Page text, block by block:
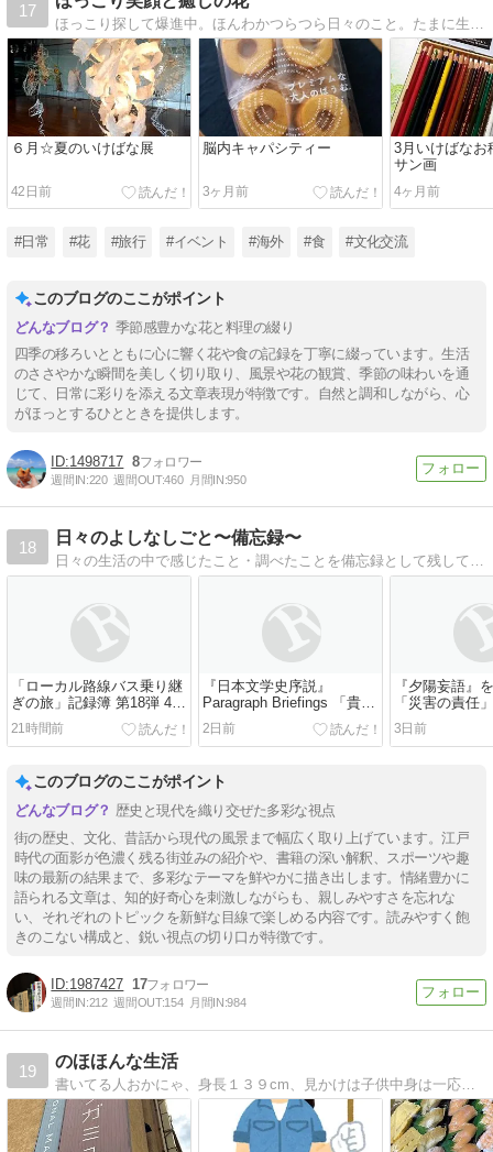
17
６月☆夏のいけばな展
42日前
脳内キャパシティー
3ヶ月前
3月いけばなお
サン画
4ヶ月前
#日常 #花 #旅行 #イベント #海外 #食 #文化交流
このブログのここがポイント
季節感豊かな花と料理の綴り
四季の移ろいとともに心に響く花や食の記録を丁寧に綴っています。生活
のささやかな瞬間を美しく切り取り、風景や花の観賞、季節の味わいを通
じて、日常に彩りを添える文章表現が特徴です。自然と調和しながら、心
がほっとするひとときを提供します。
1498717 8
週間IN:220 週間OUT:460 月間IN:950
18
日々のよしなしごと〜備忘録〜
「ローカル路線バス乗り継
ぎの旅」記録簿 第18弾 4日
21時間前
『日本文学史序説』
Paragraph Briefings 「貴族
の反応」②
2日前
『夕陽妄語』
「災害の責任」
3日前
このブログのここがポイント
歴史と現代を織り交ぜた多彩な視点
街の歴史、文化、昔話から現代の風景まで幅広く取り上げています。江戸
時代の面影が色濃く残る街並みの紹介や、書籍の深い解釈、スポーツや趣
味の最新の結果まで、多彩なテーマを鮮やかに描き出します。情緒豊かに
語られる文章は、知的好奇心を刺激しながらも、親しみやすさを忘れな
い、それぞれのトピックを新鮮な目線で楽しめる内容です。読みやすく飽
きのこない構成と、鋭い視点の切り口が特徴です。
1987427 17
週間IN:212 週間OUT:154 月間IN:984
19
のほほんな生活
書いてる人おかにゃ、身長１３９cm、見かけは子供中身は一応大人、のほほんな日々を書いています